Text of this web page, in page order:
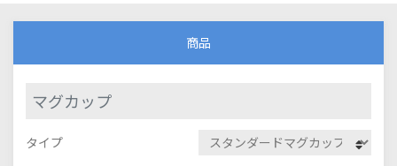
商品
マグカップ
タイプ